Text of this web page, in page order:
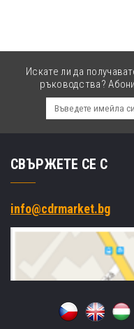
Искате ли да
ръководства?
СВЪРЖЕТЕ СЕ С
info@cdrmarket.bg